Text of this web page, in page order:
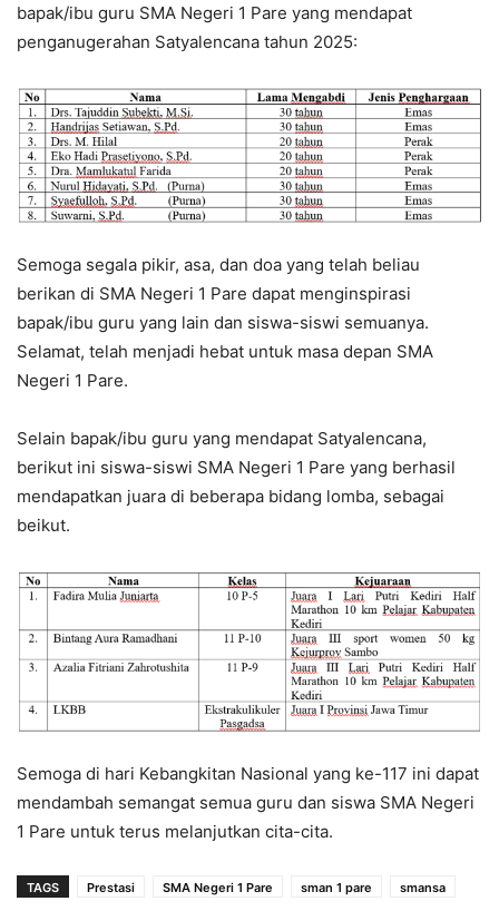
bapak/ibu guru SMA Negeri 1 Pare yang mendapat
penganugerahan Satyalencana tahun 2025:
Semoga segala pikir, asa, dan doa yang telah beliau
berikan di SMA Negeri 1 Pare dapat menginspirasi
bapak/ibu guru yang lain dan siswa-siswi semuanya.
Selamat, telah menjadi hebat untuk masa depan SMA
Negeri 1 Pare.
Selain bapak/ibu guru yang mendapat Satyalencana,
berikut ini siswa-siswi SMA Negeri 1 Pare yang berhasil
mendapatkan juara di beberapa bidang lomba, sebagai
beikut.
Semoga di hari Kebangkitan Nasional yang ke-117 ini dapat
mendambah semangat semua guru dan siswa SMA Negeri
1 Pare untuk terus melanjutkan cita-cita.
TAGS Prestasi SMA Negeri 1 Pare sman 1 pare smansa